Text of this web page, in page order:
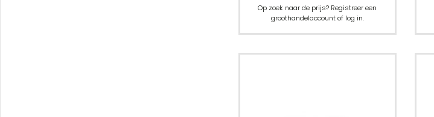
Op zoek naar de prijs? Registreer een
groothandelaccount of log in.